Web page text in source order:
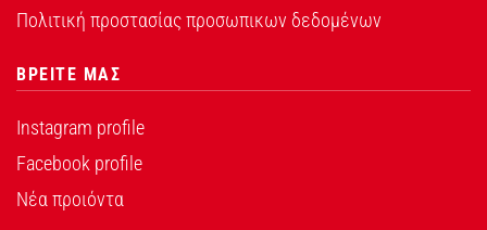
Πολιτική προστασίας προσωπικων δεδομένων
ΒΡΕΙΤΕ ΜΑΣ
Instagram profile
Facebook profile
Νέα προιόντα